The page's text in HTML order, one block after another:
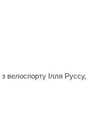
велоспорту Ілля Руссу,